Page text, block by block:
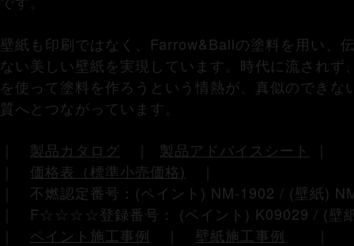
壁紙も印刷ではなく、Farrow&Ballの塗料を用い、
ない美しい壁紙を実現しています。時代に流され
を使って塗料を作ろうという情熱が、真似のでき
質へとつながっています。
製品カタログ 製品アドバイスシート
価格表（標準小売価格)
｜ 不燃認定番号：(ペイント) NM-1902 / (壁紙)
｜ F☆☆☆☆登録番号： (ペイント) K09029 / (壁
ペイント施工事例 壁紙施工事例